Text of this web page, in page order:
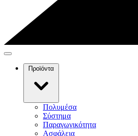
Προϊόντα
Πολυμέσα
Σύστημα
Παραγωγικότητα
Ασφάλεια